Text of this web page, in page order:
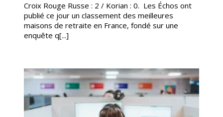
Croix Rouge Russe : 2 / Korian : 0. Les Échos ont
publié ce jour un classement des meilleures
maisons de retraite en France, fondé sur une
enquête q[...]